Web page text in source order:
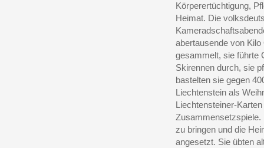
Körperertüchtigung,
Heimat. Die
abertausende von
gesammelt, sie führte
Skirennen durch, sie
bastelten sie gegen
Liechtenstein als
Liechtensteiner-
Zusammensetzspiele.
zu bringen und die
angesetzt. Sie übten